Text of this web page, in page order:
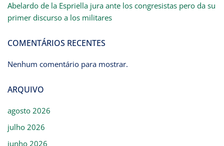
Abelardo de la Espriella jura ante los congresistas pero da su
primer discurso a los militares
COMENTÁRIOS RECENTES
Nenhum comentário para mostrar.
ARQUIVO
agosto 2026
julho 2026
junho 2026